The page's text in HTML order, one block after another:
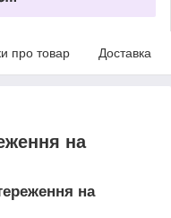
про товар Доставка
на
на